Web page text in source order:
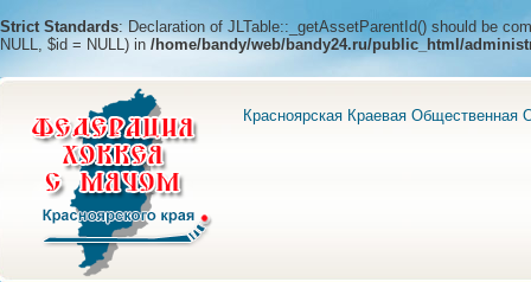
Strict Standards: Declaration of JLTable::_getAssetParentId() should be
NULL, $id = NULL) in /home/bandy/web/bandy24.ru/public_html/
Красноярская Краевая Общественная